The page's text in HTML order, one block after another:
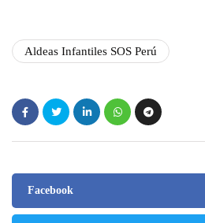
Aldeas Infantiles SOS Perú
Facebook